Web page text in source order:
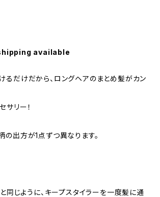
available
るだけだから、ロングヘアのまとめ髪がカン
サリー！
出方が1点ずつ異なります。
同じように、キープスタイラーを一度髪に通